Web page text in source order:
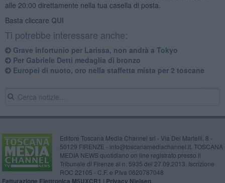
alle 20:00 direttamente nella tua casella di posta.
Basta cliccare QUI
Ti potrebbe interessare anche:
Grave infortunio per Larissa, non andrà a Tokyo
Per Gabriele Detti medaglia di bronzo
Europei di nuoto, oro nella staffetta mista per 2 toscane
Editore Toscana Media Channel srl - Via Dei Martelli, 8 -
50129 FIRENZE - info@toscanamediachannel.it. TOSCANA
MEDIA NEWS quotidiano on line registrato presso il
Tribunale di Firenze al n. 5935 del 27.09.2013. Iscrizione
ROC 22105 - C.F. e P.Iva 0620787048
Fatturazione Elettronica M5UXCR1 | Privacy Nielsen